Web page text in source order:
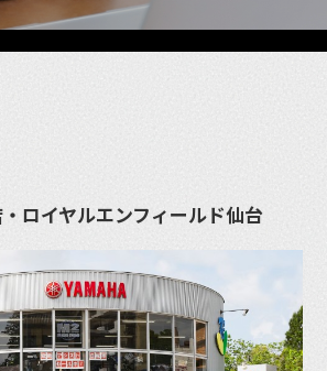
ロイヤルエンフィールド仙台